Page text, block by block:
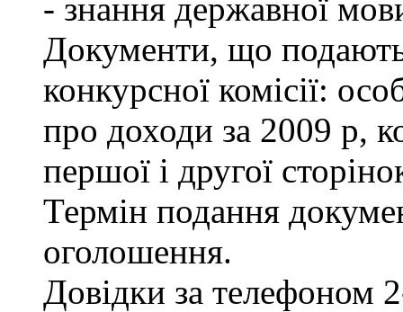
- знання державної
Документи, що
конкурсної комісії:
про доходи за 2009 р,
першої і другої
Термін подання
оголошення.
Довідки за телефоном